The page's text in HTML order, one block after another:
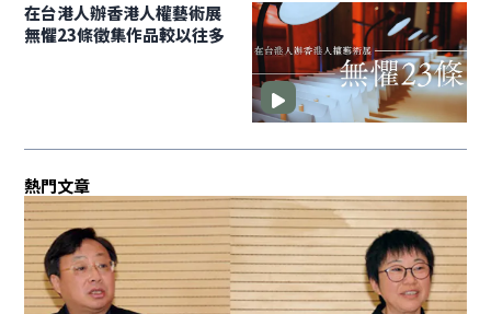
在台港人辦香港人權藝術展
無懼23條徵集作品較以往多
熱門文章